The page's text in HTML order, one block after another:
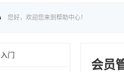
您好，欢迎您来到帮助中心！
门
会员